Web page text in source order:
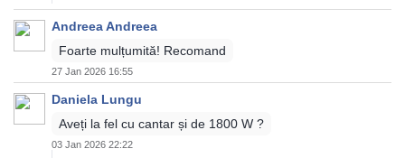
Andreea Andreea
Foarte mulțumită! Recomand
27 Jan 2026 16:55
Daniela Lungu
Aveți la fel cu cantar și de 1800 W ?
03 Jan 2026 22:22